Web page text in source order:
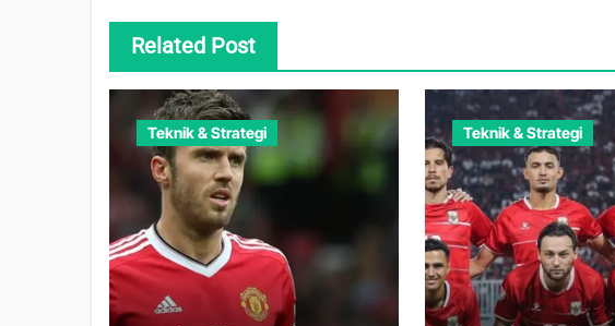
Related Post
Teknik & Strategi Teknik & Strategi